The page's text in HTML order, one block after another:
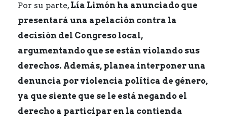
Por su parte,Lía Limón ha anunciado que
presentará una apelación contra la
decisión del Congreso local,
argumentando que se están violando sus
derechos. Además, planea interponer una
denuncia por violencia política de género,
ya que siente que se le está negando el
derecho a participar en la contienda